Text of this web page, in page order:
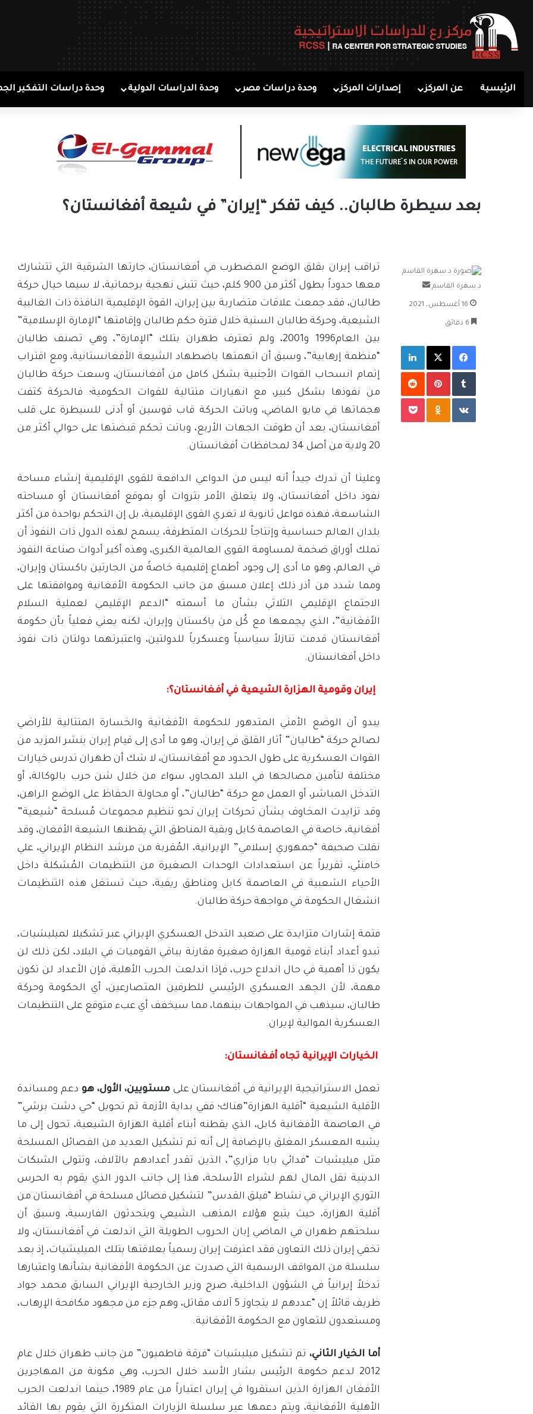
الرئيسية عن المركز إصدارات المركز وحدة دراسات مصر وحدة الدراسات الدولية وحدة دراسات التفكير
بعد سيطرة طالبان.. كيف تفكر “إيران” في شيعة أفغانستان؟
تراقب إيران بقلق الوضع المضطرب في أفغانستان، جارتها الشرقية التي تتشارك
معها حدوداً بطول أكثر من 900 كلم، حيث تتبنى نهجية برجماتية، لا سيما حيال حركة
طالبان، فقد جمعت علاقات متضاربة بين إيران، القوة الإقليمية النافذة ذات الغالبية
الشيعية، وحركة طالبان السنية خلال فترة حكم طالبان وإقامتها “الإمارة الإسلامية”
بين العام1996 و2001، ولم تعترف طهران بتلك “الإمارة”، وهي تصنف طالبان
“منظمة إرهابية”، وسبق أن اتهمتها باضطهاد الشيعة الأفغانستانية، ومع اقتراب
إتمام انسحاب القوات الأجنبية بشكل كامل من أفغانستان، وسعت حركة طالبان
من نفوذها بشكل كبير، مع انهيارات متتالية للقوات الحكومية؛ فالحركة كثفت
هجماتها في مايو الماضي، وباتت الحركة قاب قوسين أو أدنى للسيطرة على قلب
أفغانستان، بعد أن طوقت الجهات الأربع، وباتت تحكم قبضتها على حوالي أكثر من
20 ولاية من أصل 34 لمحافظات أفغانستان.
وعلينا أن ندرك جيداُ أنه ليس من الدواعي الدافعة للقوى الإقليمية إنشاء مساحة
نفوذ داخل أفغانستان، ولا يتعلق الأمر بثروات أو بموقع أفغانستان أو مساحته
الشاسعة، فهذه فواعل ثانوية لا تغري القوى الإقليمية، بل إن التحكم بواحدة من أكثر
بلدان العالم حساسية وإنتاجاً للحركات المتطرفة، يسمح لهذه الدول ذات النفوذ أن
تملك أوراق ضخمة لمساومة القوى العالمية الكبرى، وهذه أكبر أدوات صناعة النفوذ
في العالم، وهو ما أدى إلى وجود أطماع إقليمية خاصةً من الجارتين باكستان وإيران،
ومما شدد من أذر ذلك إعلان مسبق من جانب الحكومة الأفغانية وموافقتها على
الاجتماع الإقليمي الثلاثي بشأن ما أسمته “الدعم الإقليمي لعملية السلام
الأفغانية”، الذي يجمعها مع كُل من باكستان وإيران، لكنه يعني فعلياً بأن حكومة
أفغانستان قدمت تنازلاً سياسياً وعسكرياً للدولتين، واعتبرتهما دولتان ذات نفوذ
داخل أفغانستان.
إيران وقومية الهزارة الشيعية في أفغانستان؟:
يبدو أن الوضع الأمني ​​المتدهور للحكومة الأفغانية والخسارة المتتالية للأراضي
لصالح حركة “طالبان” أثار القلق في إيران، وهو ما أدى إلى قيام إيران بنشر المزيد من
القوات العسكرية على طول الحدود مع أفغانستان، لا شك أن طهران تدرس خيارات
مختلفة لتأمين مصالحها في البلد المجاور، سواء من خلال شن حرب بالوكالة، أو
التدخل المباشر، أو العمل مع حركة “طالبان”، أو محاولة الحفاظ على الوضع الراهن،
وقد تزايدت المخاوف بشأن تحركات إيران نحو تنظيم مجموعات مُسلحة “شيعية”
أفغانية، خاصة في العاصمة كابل وبقية المناطق التي يقطنها الشيعة الأفغان، وقد
نقلت صحيفة “جمهوري إسلامي” الإيرانية، المُقربة من مرشد النظام الإيراني، علي
خامنئي، تقريراً عن استعدادات الوحدات الصغيرة من التنظيمات المُشكلة داخل
الأحياء الشعبية في العاصمة كابل ومناطق ريفية، حيث تستغل هذه التنظيمات
انشغال الحكومة في مواجهة حركة طالبان.
فثمة إشارات متزايدة على صعيد التدخل العسكري الإيراني عبر تشكيلا لميليشيات،
تبدو أعداد أبناء قومية الهزارة صغيرة مقارنة بباقي القوميات في البلاد، لكن ذلك لن
يكون ذا أهمية في حال اندلاع حرب، فإذا اندلعت الحرب الأهلية، فإن الأعداد لن تكون
مهمة، لأن الجهد العسكري الرئيسي للطرفين المتصارعين، أي الحكومة وحركة
طالبان، سيذهب في المواجهات بينهما، مما سيخفف أي عبء متوقع على التنظيمات
العسكرية الموالية لإيران.
الخيارات الإيرانية تجاه أفغانستان:
تعمل الاستراتيجية الإيرانية في أفغانستان على مستويين، الأول، هو دعم ومساندة
الأقلية الشيعية “أقلية الهزارة”هناك؛ ففي بداية الأزمة تم تحويل “حي دشت برشي”
في العاصمة الأفغانية كابل، الذي يقطنه أبناء أقلية الهزارة الشيعية، تحول إلى ما
يشبه المعسكر المغلق بالإضافة إلى أنه تم تشكيل العديد من الفصائل المسلحة
مثل ميليشيات “فدائي بابا مزاري”، الذين تقدر أعدادهم بالآلاف، وتتولى الشبكات
الدينية نقل المال لهم لشراء الأسلحة، هذا إلى جانب الدور الذي يقوم به الحرس
الثوري الإيراني في نشاط “فيلق القدس” لتشكيل فصائل مسلحة في أفغانستان من
أقلية الهزارة، حيث يتبع هؤلاء المذهب الشيعي ويتحدثون الفارسية، وسبق أن
سلحتهم طهران في الماضي إبان الحروب الطويلة التي اندلعت في أفغانستان، ولا
تخفي إيران ذلك التعاون فقد اعترفت إيران رسمياً بعلاقتها بتلك الميليشيات، إذ بعد
سلسلة من المواقف الرسمية التي صدرت عن الحكومة الأفغانية بشأنها واعتبارها
تدخلاً إيرانياً في الشؤون الداخلية، صرح وزير الخارجية الإيراني السابق محمد جواد
ظريف قائلاً إن “عددهم لا يتجاوز 5 آلاف مقاتل، وهم جزء من مجهود مكافحة الإرهاب،
ومستعدون للتعاون مع الحكومة الأفغانية.
أما الخيار الثاني، تم تشكيل ميليشيات “فرقة فاطميون” من جانب طهران خلال عام
2012 لدعم حكومة الرئيس بشار الأسد خلال الحرب، وهي مكونة من المهاجرين
الأفغان الهزارة الذين استقروا في إيران اعتباراً من عام 1989، حينما اندلعت الحرب
الأهلية الأفغانية، ويتم دعمها عبر سلسلة الزيارات المتكررة التي يقوم بها القائد
د.سهرة القاسم
أرسل
16 أغسطس، 2021
فيسبوك‫X لينكدإن
‏Tumblr بينتيريست
‏Reddit
‏VKontakte
Odnoklassniki
‫Pocket